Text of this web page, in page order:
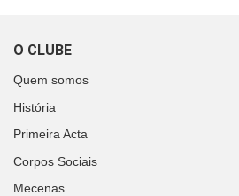
O CLUBE
Quem somos
História
Primeira Acta
Corpos Sociais
Mecenas